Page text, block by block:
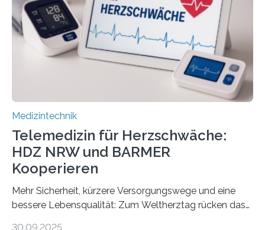
Fachpersonal. Für all diese Zielgruppen bietet sie
speziell zugeschnittene Informationen, um deren
digitale Gesundheitskompetenz zu steigern. MiHUBx ist
Medizintechnik
Telemedizin für Herzschwäche:
HDZ NRW und BARMER
Kooperieren
Mehr Sicherheit, kürzere Versorgungswege und eine
bessere Lebensqualität: Zum Weltherztag rücken das
30.09.2025